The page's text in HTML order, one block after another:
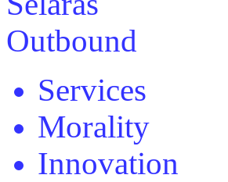
Services
Morality
Innovation